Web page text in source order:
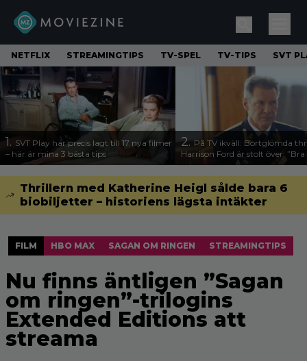
NETFLIX STREAMINGTIPS TV-SPEL TV-TIPS SVT
1. SVT Play har precis lagt till 17 nya filmer
– här är mina 3 bästa tips
2. På TV ikväll: Bortglömda
Harrison Ford är stolt över:
Thrillern med Katherine Heigl sålde bara 6
biobiljetter – historiens lägsta intäkter
FILM HBO MAX SAGAN OM RINGEN STREAMINGTIPS
Nu finns äntligen ”Sagan
om ringen”-trilogins
Extended Editions att
streama